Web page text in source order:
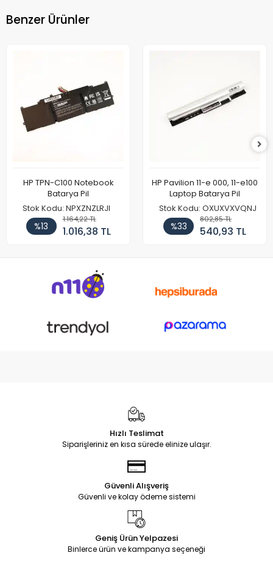
Benzer Ürünler
HP TPN-C100 Notebook
Batarya Pil
Stok Kodu: NPXZNZLRJI
%13
1.164,22 TL
1.016,38 TL
HP Pavilion 11-e 000, 11-e100
Laptop Batarya Pil
Stok Kodu: OXUXVXVQNJ
%33
802,85 TL
540,93 TL
Hızlı Teslimat
Siparişleriniz en kısa sürede elinize ulaşır.
Güvenli Alışveriş
Güvenli ve kolay ödeme sistemi
Geniş Ürün Yelpazesi
Binlerce ürün ve kampanya seçeneği